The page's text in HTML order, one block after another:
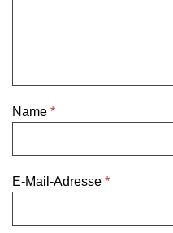
Name *
E-Mail-Adresse *